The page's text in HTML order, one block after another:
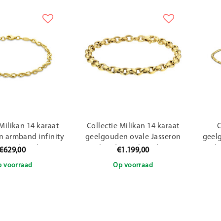
14 karaat
armband infinity
mm breed 18.5cm
voorraad
Collectie Milikan 14 karaat
geelgouden ovale Jasseron
armband 5mm breed, 19cm
€1.199,00
Op voorraad